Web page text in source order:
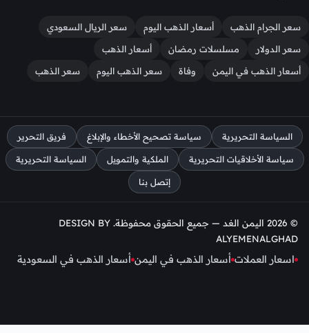
سعر الجرام الذهب أسعار الذهب اليوم
سعر الريال السعودي
سعر الدولار
مسلسلات رمضان
أسعار الذهب
أسعار الذهب في اليمن
وفاة سعر الذهب اليوم سعر الذهب
السياسة التحريرية سياسة تصحيح الأخطاء والإبلاغ فريق التحرير
سياسة الأخلاقيات التحريرية الملكية والتمويل السياسة التحريرية
إتصل بنا
© 2026 اليمن الغد — جميع الحقوق محفوظة. DESIGN BY
ALYEMENALGHAD
اسعار العملات أسعار الذهب في اليمن أسعار الذهب في السعودية